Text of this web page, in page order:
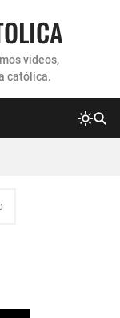
videos,
católica.